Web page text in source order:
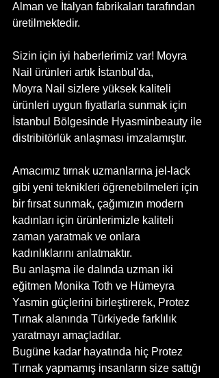
Alman ve İtalyan fabrikaları tarafından
üretilmektedir.
Sizin için iyi haberlerimiz var! Moyra
Nail ürünleri artık İstanbul'da,
Moyra Nail sizlere yüksek kaliteli
ürünleri uygun fiyatlarla sunmak için
İstanbul Bölgesinde Hyasminbeauty ile
distribitörlük anlaşması imzalamıştır.
Amacımız tırnak uzmanlarına jel-lack
gibi yeni teknikleri öğrenebilmeleri için
bir fırsat sunmak, çağımızın modern
kadınları için ürünlerimizle kaliteli
zaman yaratmak ve onlara
kadınlıklarını anlatmaktır.
Bu anlaşma ile dalında uzman iki
eğitmen Monika Toth ve Hümeyra
Yasmin güçlerini birleştirerek, Protez
Tırnak alanında Türkiyede farklılık
yaratmayı amaçladılar.
Bugüne kadar hayatında hiç Protez
Tırnak yapmamış insanların size sattığı